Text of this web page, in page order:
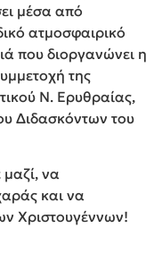
μέσα από
ατμοσφαιρικό
που διοργανώνει η
της
Ν. Ερυθραίας,
Διδασκόντων του
να
και να
Χριστουγέννων!